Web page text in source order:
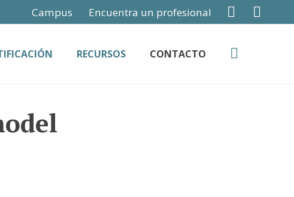
Campus Encuentra un profesional
RECURSOS CONTACTO